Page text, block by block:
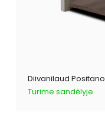
Diivanilaud Positano
Turime sandėlyje